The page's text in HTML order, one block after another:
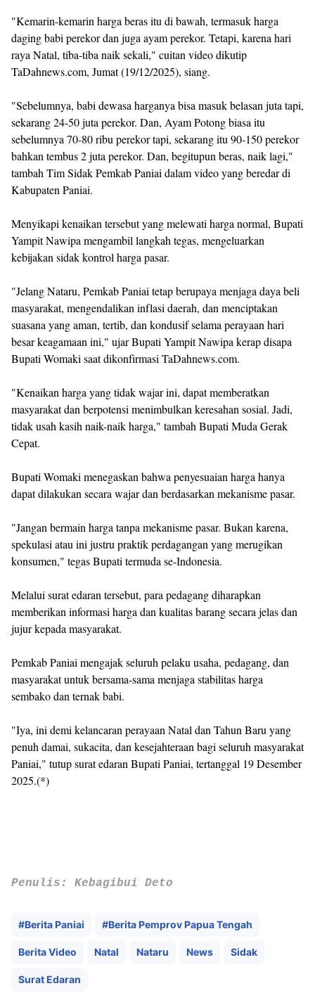
‎"Kemarin-kemarin harga beras itu di bawah, termasuk harga
daging babi perekor dan juga ayam perekor. Tetapi, karena hari
raya Natal, tiba-tiba naik sekali," cuitan video dikutip
TaDahnews.com, Jumat (19/12/2025), siang.
‎"Sebelumnya, babi dewasa harganya bisa masuk belasan juta tapi,
sekarang 24-50 juta perekor. Dan, Ayam Potong biasa itu
sebelumnya 70-80 ribu perekor tapi, sekarang itu 90-150 perekor
bahkan tembus 2 juta perekor. Dan, begitupun beras, naik lagi,"
tambah Tim Sidak Pemkab Paniai dalam video yang beredar di
Kabupaten Paniai.
‎Menyikapi kenaikan tersebut yang melewati harga normal, Bupati
Yampit Nawipa mengambil langkah tegas, mengeluarkan
kebijakan sidak kontrol harga pasar.
‎"Jelang Nataru, Pemkab Paniai tetap berupaya menjaga daya beli
masyarakat, mengendalikan inflasi daerah, dan menciptakan
suasana yang aman, tertib, dan kondusif selama perayaan hari
besar keagamaan ini," ujar Bupati Yampit Nawipa kerap disapa
Bupati Womaki saat dikonfirmasi TaDahnews.com.
‎"Kenaikan harga yang tidak wajar ini, dapat memberatkan
masyarakat dan berpotensi menimbulkan keresahan sosial. Jadi,
tidak usah kasih naik-naik harga," tambah Bupati Muda Gerak
Cepat.
‎Bupati Womaki menegaskan bahwa penyesuaian harga hanya
dapat dilakukan secara wajar dan berdasarkan mekanisme pasar.
‎"Jangan bermain harga tanpa mekanisme pasar. Bukan karena,
spekulasi atau ini justru praktik perdagangan yang merugikan
konsumen," tegas Bupati termuda se-Indonesia.
‎Melalui surat edaran tersebut, para pedagang diharapkan
memberikan informasi harga dan kualitas barang secara jelas dan
jujur kepada masyarakat.
‎Pemkab Paniai mengajak seluruh pelaku usaha, pedagang, dan
masyarakat untuk bersama-sama menjaga stabilitas harga
sembako dan ternak babi.
‎"Iya, ini demi kelancaran perayaan Natal dan Tahun Baru yang
penuh damai, sukacita, dan kesejahteraan bagi seluruh masyarakat
Paniai," tutup surat edaran Bupati Paniai, tertanggal 19 Desember
2025.(*)
‎Penulis: Kebagibui Deto
#Berita Paniai #Berita Pemprov Papua Tengah
Berita Video Natal Nataru News Sidak
Surat Edaran